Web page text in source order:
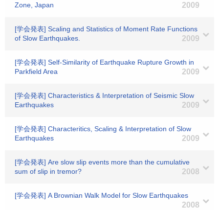
Zone, Japan
2009
[学会発表] Scaling and Statistics of Moment Rate Functions
of Slow Earthquakes.
2009
[学会発表] Self-Similarity of Earthquake Rupture Growth in
Parkfield Area
2009
[学会発表] Characteristics & Interpretation of Seismic Slow
Earthquakes
2009
[学会発表] Characteritics, Scaling & Interpretation of Slow
Earthquakes
2009
[学会発表] Are slow slip events more than the cumulative
sum of slip in tremor?
2008
[学会発表] A Brownian Walk Model for Slow Earthquakes
2008